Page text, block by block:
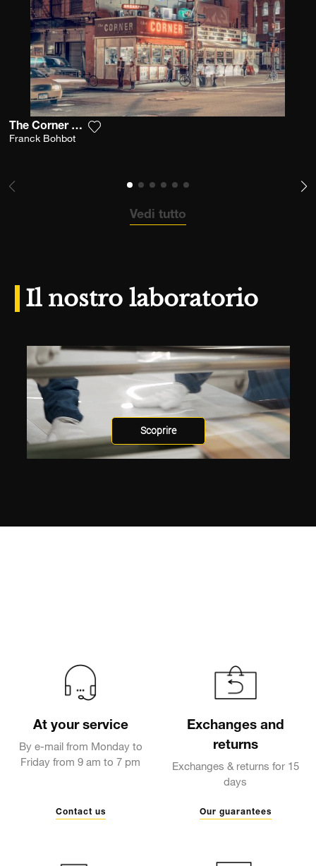
The Corner Deli, Nyc
Franck Bohbot
Vedi tutto
Il nostro laboratorio
Scoprire
At your service
By e-mail from Monday to
Friday from 9 am to 7 pm
Contact us
Exchanges and
returns
Exchanges & returns for 15
days
Our guarantees